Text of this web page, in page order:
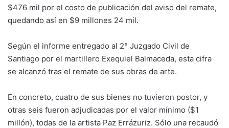
$476 mil por el costo de publicación del aviso del remate,
quedando así en $9 millones 24 mil.
Según el informe entregado al 2° Juzgado Civil de
Santiago por el martillero Exequiel Balmaceda, esta cifra
se alcanzó tras el remate de sus obras de arte.
En concreto, cuatro de sus bienes no tuvieron postor, y
otras seis fueron adjudicadas por el valor mínimo ($1
millón), todas de la artista Paz Errázuriz. Sólo una recaudó